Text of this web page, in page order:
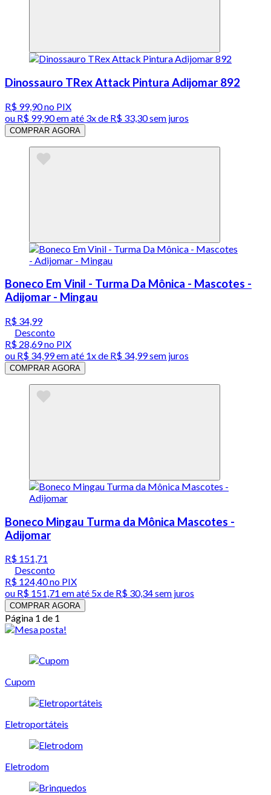
Dinossauro TRex Attack Pintura Adijomar 892
R$ 99,90no PIX
ou R$ 99,90em até 3x de R$ 33,30 sem juros
COMPRAR AGORA
Boneco Em Vinil - Turma Da Mônica - Mascotes -
Adijomar - Mingau
R$ 34,99
Desconto
R$ 28,69no PIX
ou R$ 34,99em até 1x de R$ 34,99sem juros
COMPRAR AGORA
Boneco Mingau Turma da Mônica Mascotes -
Adijomar
R$ 151,71
Desconto
R$ 124,40no PIX
ou R$ 151,71 em até 5x de R$ 30,34 sem juros
COMPRAR AGORA
Página 1 de 1
Cupom
Eletroportáteis
Eletrodom